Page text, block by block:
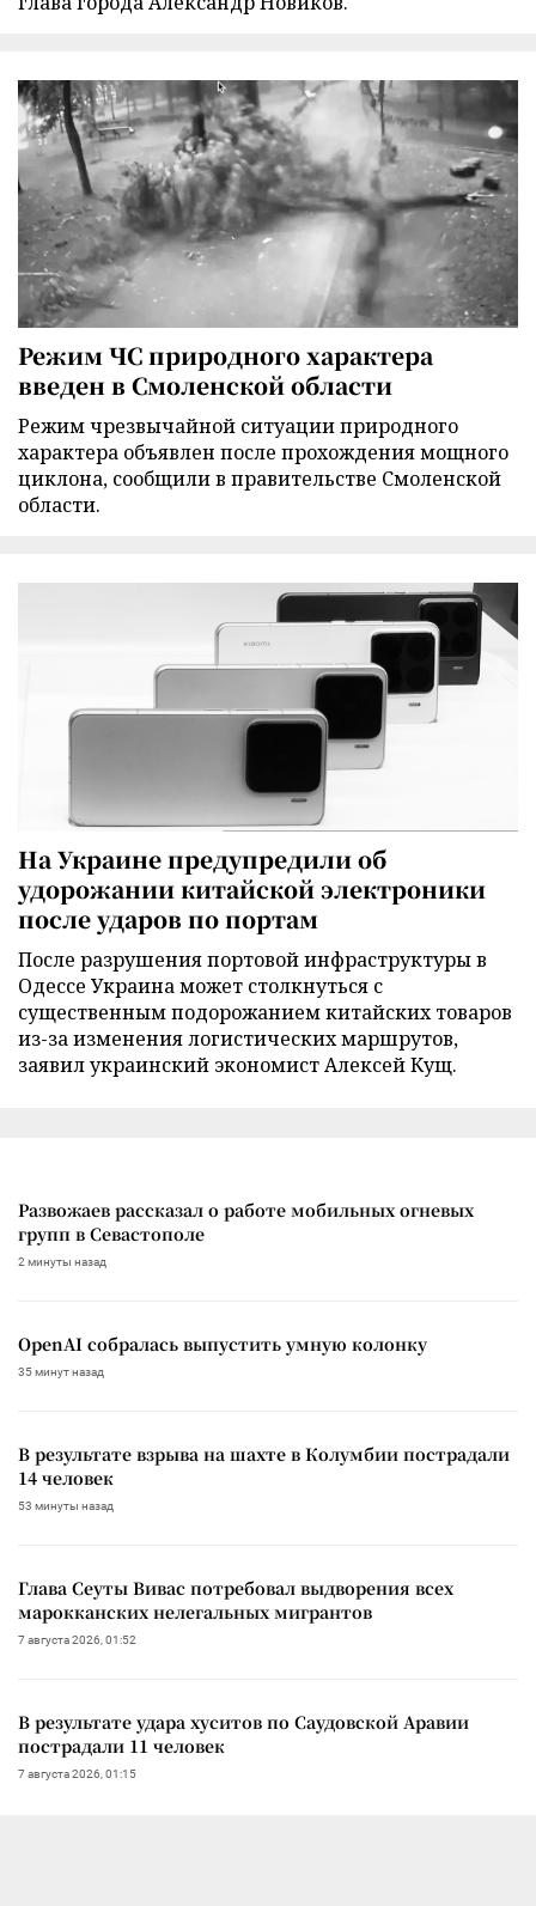
Режим ЧС природного характера
введен в Смоленской области
Режим чрезвычайной ситуации природного
характера объявлен после прохождения мощного
циклона, сообщили в правительстве Смоленской
области.
На Украине предупредили об
удорожании китайской электроники
после ударов по портам
После разрушения портовой инфраструктуры в
Одессе Украина может столкнуться с
существенным подорожанием китайских товаров
из-за изменения логистических маршрутов,
заявил украинский экономист Алексей Кущ.
Развожаев рассказал о работе мобильных огневых
групп в Севастополе
2 минуты назад
OpenAI собралась выпустить умную колонку
35 минут назад
В результате взрыва на шахте в Колумбии пострадали
14 человек
53 минуты назад
Глава Сеуты Вивас потребовал выдворения всех
марокканских нелегальных мигрантов
7 августа 2026, 01:52
В результате удара хуситов по Саудовской Аравии
пострадали 11 человек
7 августа 2026, 01:15